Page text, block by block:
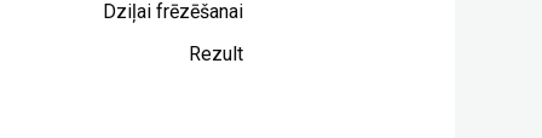
Dziļai frēzēšanai
Rezult